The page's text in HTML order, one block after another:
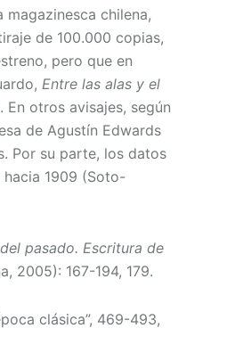
magazinesca chilena,
de 100.000 copias,
pero que en
Entre las alas y el
En otros avisajes, según
de Agustín Edwards
Por su parte, los datos
1909 (Soto-
pasado. Escritura de
2005): 167-194, 179.
clásica”, 469-493,